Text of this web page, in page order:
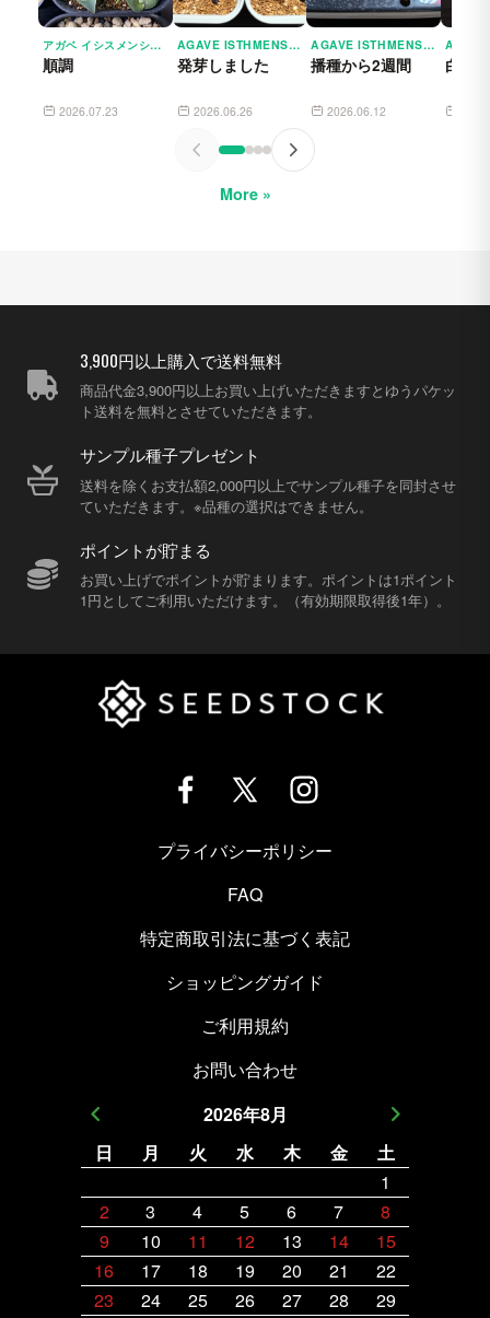
アガベ イシスメンシス AGAVE ISTHMENSIS
順調
2026.07.23
AGAVE ISTHMENSIS (アガベ イシスメンシス)
発芽しました
2026.06.26
AGAVE ISTHMENSIS (アガベ イシスメンシス)
播種から2週間
2026.06.12
白い
More »
3,900円以上購入で送料無料
商品代金3,900円以上お買い上げいただきますとゆうパケッ
ト送料を無料とさせていただきます。
サンプル種子プレゼント
送料を除くお支払額2,000円以上でサンプル種子を同封させ
ていただきます。※品種の選択はできません。
ポイントが貯まる
お買い上げでポイントが貯まります。ポイントは1ポイント
1円としてご利用いただけます。（有効期限取得後1年）。
プライバシーポリシー
FAQ
特定商取引法に基づく表記
ショッピングガイド
ご利用規約
お問い合わせ
2026年8月
日
月 火 水 木 金
土
1
2
3 4 5 6 7
8
9
10 11 12 13 14
15
16
17 18 19 20 21
22
23
24 25 26 27 28
29